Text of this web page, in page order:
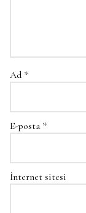
Ad *
E-posta *
İnternet sitesi